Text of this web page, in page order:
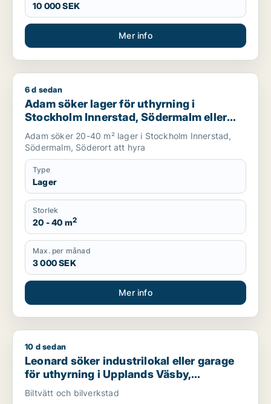
10 000 SEK
Mer info
Adam söker lager för uthyrning i Stockholm Innerstad,
6 d sedan
Adam söker lager för uthyrning i
Stockholm Innerstad, Södermalm eller
Söderort
Adam söker 20-40 m² lager i Stockholm Innerstad,
Södermalm, Söderort att hyra
Type
Lager
Storlek
20 - 40 m2
Max. per månad
3 000 SEK
Mer info
Leonard söker industrilokal eller garage för uthyrning i
10 d sedan
Leonard söker industrilokal eller garage
för uthyrning i Upplands Väsby,
Vallentuna eller Österåker m.fl.
Biltvätt och bilverkstad